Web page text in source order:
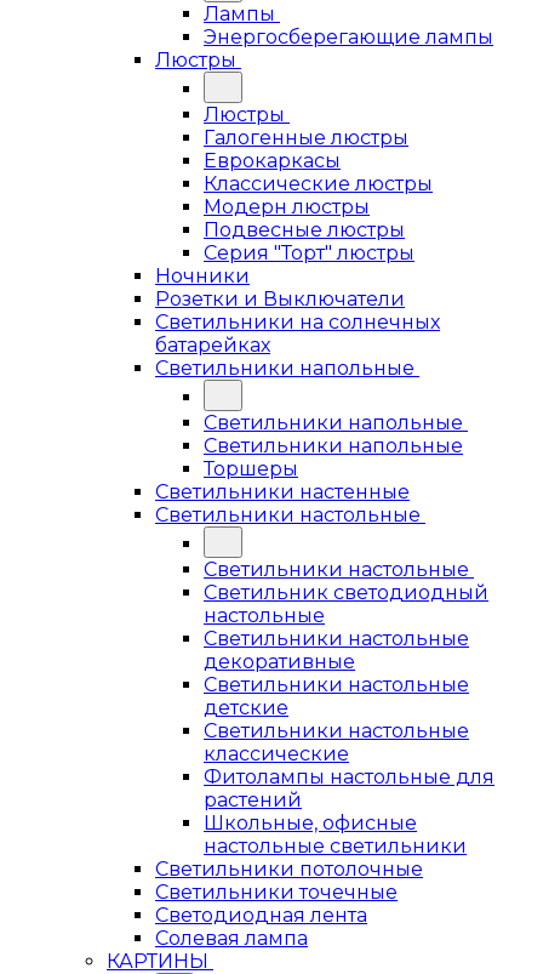
Лампы
Энергосберегающие лампы
Люстры
Люстры
Галогенные люстры
Еврокаркасы
Классические люстры
Модерн люстры
Подвесные люстры
Серия "Торт" люстры
Ночники
Розетки и Выключатели
Светильники на солнечных
батарейках
Светильники напольные
Светильники напольные
Светильники напольные
Торшеры
Светильники настенные
Светильники настольные
Светильники настольные
Светильник светодиодный
настольные
Светильники настольные
декоративные
Светильники настольные
детские
Светильники настольные
классические
Фитолампы настольные для
растений
Школьные, офисные
настольные светильники
Светильники потолочные
Светильники точечные
Светодиодная лента
Солевая лампа
КАРТИНЫ